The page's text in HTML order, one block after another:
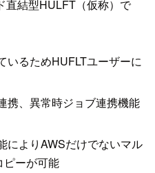
直結型HULFT（仮称）で
いるためHUFLTユーザーに
携、異常時ジョブ連携機能
によりAWSだけでないマル
ピーが可能